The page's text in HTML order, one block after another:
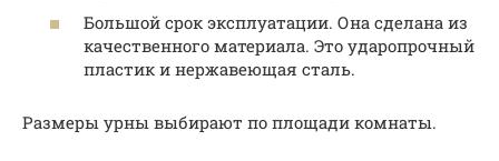
Большой срок эксплуатации. Она сделана из
качественного материала. Это ударопрочный
пластик и нержавеющая сталь.
Размеры урны выбирают по площади комнаты.